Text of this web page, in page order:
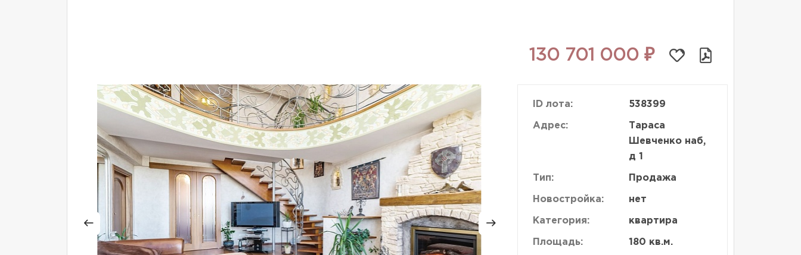
130 701 000 ₽
ID лота: 538399
Адрес:
Тараса
Шевченко наб,
д 1
Тип: Продажа
Новостройка: нет
Категория: квартира
Площадь: 180 кв.м.